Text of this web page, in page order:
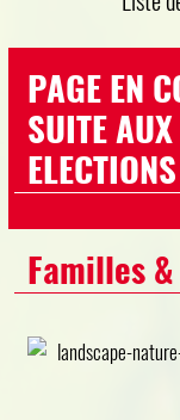
PAGE EN
SUITE
ELECTIONS
Familles